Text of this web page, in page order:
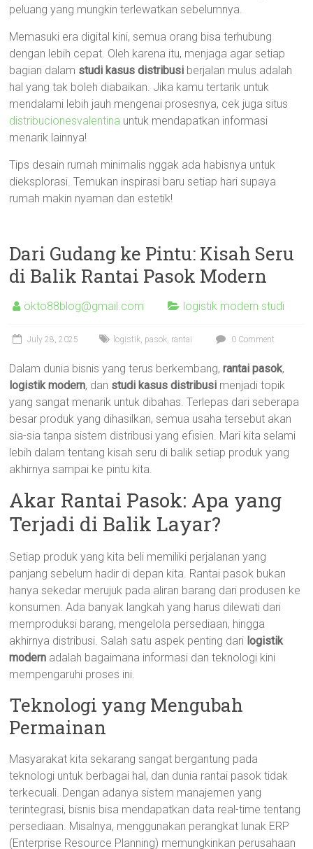
peluang yang mungkin terlewatkan sebelumnya.
Memasuki era digital kini, semua orang bisa terhubung
dengan lebih cepat. Oleh karena itu, menjaga agar setiap
bagian dalam studi kasus distribusi berjalan mulus adalah
hal yang tak boleh diabaikan. Jika kamu tertarik untuk
mendalami lebih jauh mengenai prosesnya, cek juga situs
distribucionesvalentina untuk mendapatkan informasi
menarik lainnya!
Tips desain rumah minimalis nggak ada habisnya untuk
dieksplorasi. Temukan inspirasi baru setiap hari supaya
rumah makin nyaman dan estetik!
Dari Gudang ke Pintu: Kisah Seru
di Balik Rantai Pasok Modern
okto88blog@gmail.com logistik modern studi
July 28, 2025 logistik, pasok, rantai 0 Comment
Dalam dunia bisnis yang terus berkembang,rantai pasok,
logistik modern, dan studi kasus distribusi menjadi topik
yang sangat menarik untuk dibahas. Terlepas dari seberapa
besar produk yang dihasilkan, semua usaha tersebut akan
sia-sia tanpa sistem distribusi yang efisien. Mari kita selami
lebih dalam tentang kisah seru di balik setiap produk yang
akhirnya sampai ke pintu kita.
Akar Rantai Pasok: Apa yang
Terjadi di Balik Layar?
Setiap produk yang kita beli memiliki perjalanan yang
panjang sebelum hadir di depan kita. Rantai pasok bukan
hanya sekedar merujuk pada aliran barang dari produsen ke
konsumen. Ada banyak langkah yang harus dilewati dari
memproduksi barang, mengelola persediaan, hingga
akhirnya distribusi. Salah satu aspek penting dari logistik
modern adalah bagaimana informasi dan teknologi kini
mempengaruhi proses ini.
Teknologi yang Mengubah
Permainan
Masyarakat kita sekarang sangat bergantung pada
teknologi untuk berbagai hal, dan dunia rantai pasok tidak
terkecuali. Dengan adanya sistem manajemen yang
terintegrasi, bisnis bisa mendapatkan data real-time tentang
persediaan. Misalnya, menggunakan perangkat lunak ERP
(Enterprise Resource Planning) memungkinkan perusahaan